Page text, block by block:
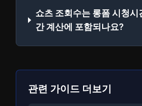
쇼츠 조회수는 롱폼 시청시
간 계산에 포함되나요?
관련 가이드 더보기